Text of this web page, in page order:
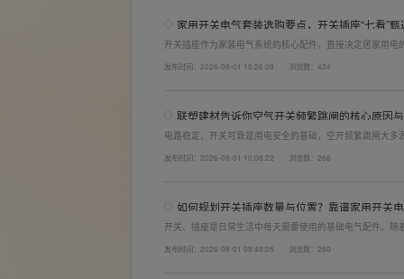
家用开关电气套装选购要点，开关插座“七看”
开关插座作为家装电气系统的核心配件，直接决定居家用
购“七看”技巧，帮大家精准避坑，挑选安全耐用的开关插座
发布时间：2026-08-01 10:26:09 浏览数：424
联塑建材告诉你空气开关频繁跳闸的核心原因
电路稳定、开关可靠是用电安全的基础，空开频繁跳闸大
学、稳压防护性能优异，可有效应对电压瞬变、电网波动
发布时间：2026-08-01 10:08:22 浏览数：266
如何规划开关插座数量与位置？靠谱家用开关
开关、插座是日常生活中每天需要使用的基础电气配件。
座的数量设置不够，或者开关、插座的位置设置不合理，
发布时间：2026-08-01 09:49:05 浏览数：260